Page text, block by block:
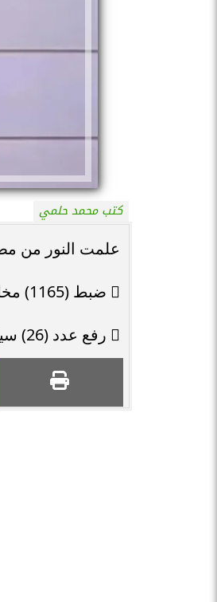
كتب محمد حلمي
علمت النور من مصادرها تم تحرير
 ضبط (1165) مخالفة لقائدى الدراجات النارية لعدم إرتداء الخوذة.
 رفع عدد (26) سيارة ودراجة نارية متروكة ومتهالكة من الشوارع.